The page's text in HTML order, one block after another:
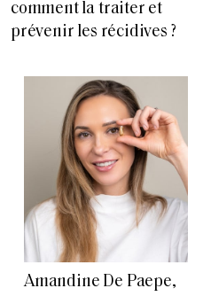
comment la traiter et
prévenir les récidives ?
Amandine De Paepe,